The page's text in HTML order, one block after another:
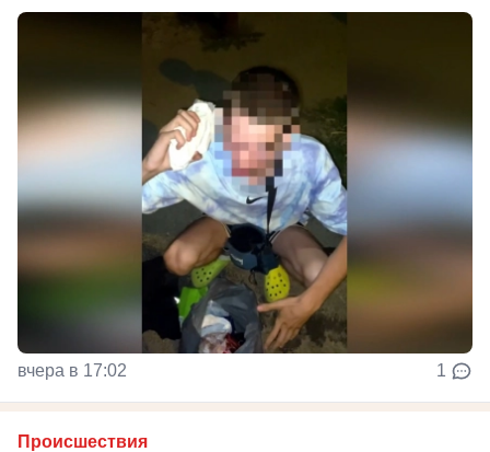
вчера в 17:02 1
Происшествия